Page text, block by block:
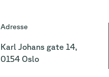
Adresse
Karl Johans gate 14,
0154 Oslo